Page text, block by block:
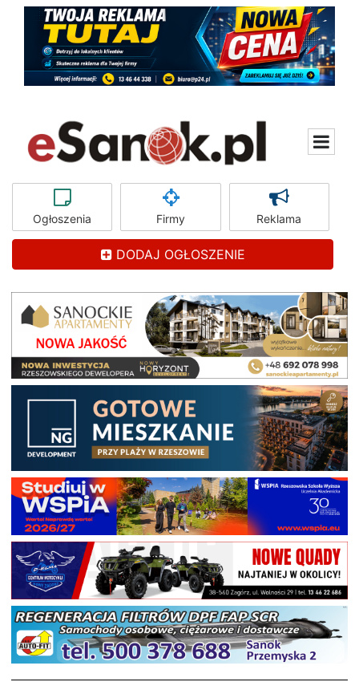
Ogłoszenia Firmy Reklama
DODAJ OGŁOSZENIE